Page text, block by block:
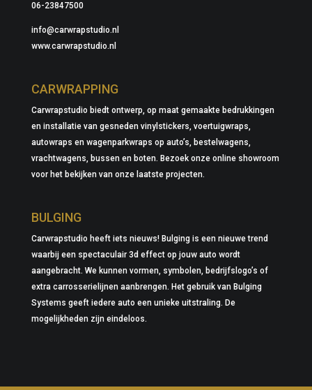
06-23847500
info@carwrapstudio.nl
www.carwrapstudio.nl
CARWRAPPING
Carwrapstudio biedt ontwerp, op maat gemaakte bedrukkingen
en installatie van gesneden vinylstickers, voertuigwraps,
autowraps en wagenparkwraps op auto’s, bestelwagens,
vrachtwagens, bussen en boten. Bezoek onze online showroom
voor het bekijken van onze laatste projecten.
BULGING
Carwrapstudio heeft iets nieuws! Bulging is een nieuwe trend
waarbij een spectaculair 3d effect op jouw auto wordt
aangebracht. We kunnen vormen, symbolen, bedrijfslogo’s of
extra carrosserielijnen aanbrengen. Het gebruik van Bulging
Systems geeft iedere auto een unieke uitstraling. De
mogelijkheden zijn eindeloos.